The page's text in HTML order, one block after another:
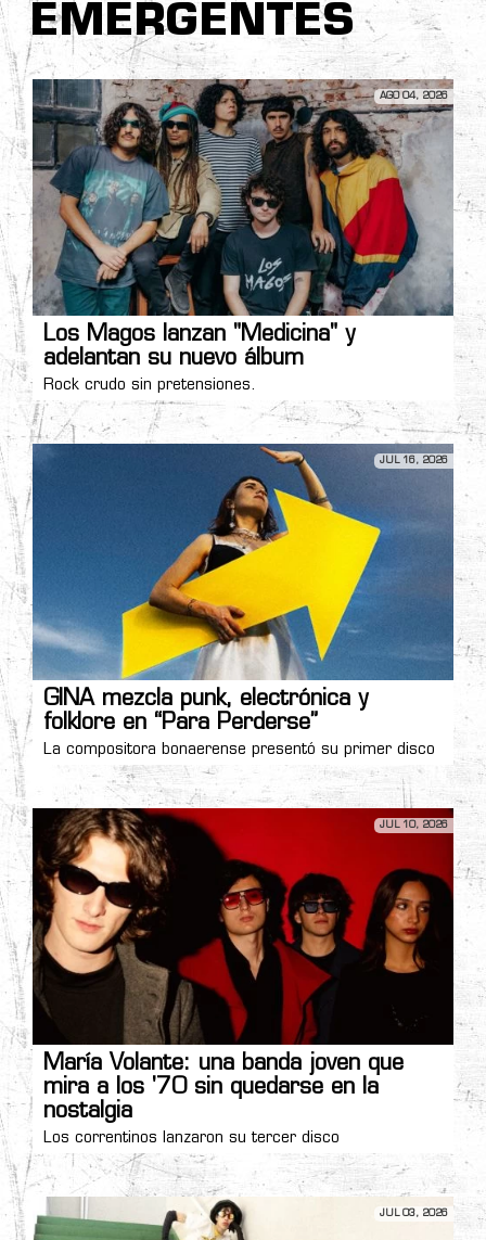
EMERGENTES
AGO 04, 2026
Los Magos lanzan "Medicina" y
adelantan su nuevo álbum
Rock crudo sin pretensiones.
JUL 16, 2026
GINA mezcla punk, electrónica y
folklore en “Para Perderse”
La compositora bonaerense presentó su primer disco
JUL 10, 2026
María Volante: una banda joven que
mira a los '70 sin quedarse en la
nostalgia
Los correntinos lanzaron su tercer disco
JUL 03, 2026